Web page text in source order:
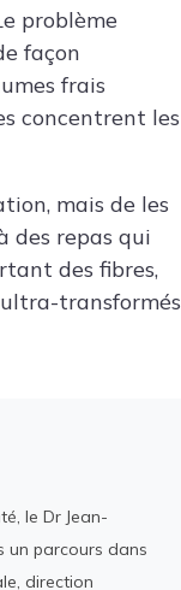
problème
façon
frais
concentrent les
mais de les
des repas qui
des fibres,
transformés
le Dr Jean-
un parcours dans
direction